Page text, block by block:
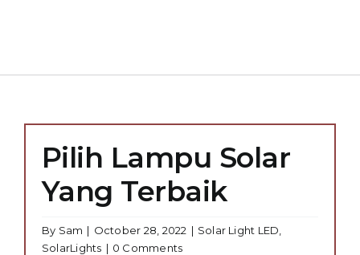
Pilih Lampu Solar
Yang Terbaik
By Sam | October 28, 2022 | Solar Light LED
SolarLights | 0 Comments